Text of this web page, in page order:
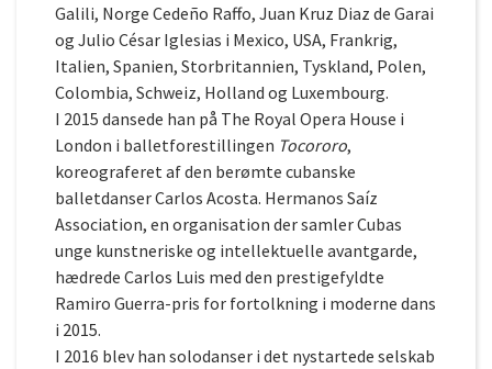
Galili, Norge Cedeño Raffo, Juan Kruz Diaz de Garai
og Julio César Iglesias i Mexico, USA, Frankrig,
Italien, Spanien, Storbritannien, Tyskland, Polen,
Colombia, Schweiz, Holland og Luxembourg.
I 2015 dansede han på The Royal Opera House i
London i balletforestillingen Tocororo,
koreograferet af den berømte cubanske
balletdanser Carlos Acosta. Hermanos Saíz
Association, en organisation der samler Cubas
unge kunstneriske og intellektuelle avantgarde,
hædrede Carlos Luis med den prestigefyldte
Ramiro Guerra-pris for fortolkning i moderne dans
i 2015.
I 2016 blev han solodanser i det nystartede selskab